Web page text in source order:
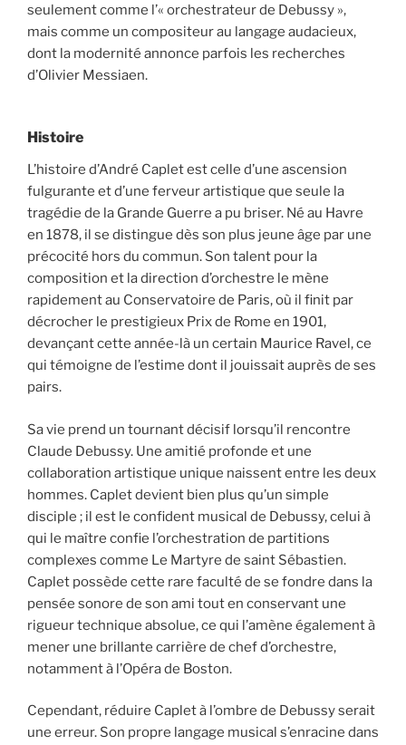
seulement comme l’« orchestrateur de Debussy »,
mais comme un compositeur au langage audacieux,
dont la modernité annonce parfois les recherches
d’Olivier Messiaen.
Histoire
L’histoire d’André Caplet est celle d’une ascension
fulgurante et d’une ferveur artistique que seule la
tragédie de la Grande Guerre a pu briser. Né au Havre
en 1878, il se distingue dès son plus jeune âge par une
précocité hors du commun. Son talent pour la
composition et la direction d’orchestre le mène
rapidement au Conservatoire de Paris, où il finit par
décrocher le prestigieux Prix de Rome en 1901,
devançant cette année-là un certain Maurice Ravel, ce
qui témoigne de l’estime dont il jouissait auprès de ses
pairs.
Sa vie prend un tournant décisif lorsqu’il rencontre
Claude Debussy. Une amitié profonde et une
collaboration artistique unique naissent entre les deux
hommes. Caplet devient bien plus qu’un simple
disciple ; il est le confident musical de Debussy, celui à
qui le maître confie l’orchestration de partitions
complexes comme Le Martyre de saint Sébastien.
Caplet possède cette rare faculté de se fondre dans la
pensée sonore de son ami tout en conservant une
rigueur technique absolue, ce qui l’amène également à
mener une brillante carrière de chef d’orchestre,
notamment à l’Opéra de Boston.
Cependant, réduire Caplet à l’ombre de Debussy serait
une erreur. Son propre langage musical s’enracine dans